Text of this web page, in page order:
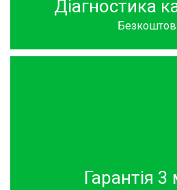
Гарантія 3
Діагностика